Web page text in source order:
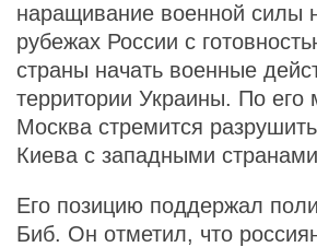
наращивание военной силы
рубежах России с
страны начать военные
территории Украины. По его
Москва стремится
Киева с западными
Его позицию поддержал
Биб. Он отметил, что